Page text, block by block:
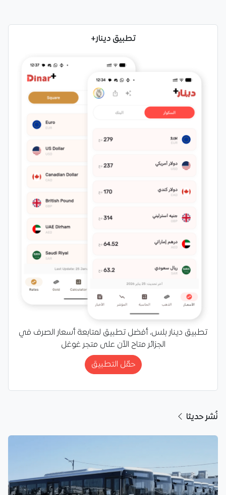
تطبيق دينار+
تطبيق دينار بلس، أفضل تطبيق لمتابعة أسعار الصرف في
الجزائر متاح الآن على متجر غوغل
حمّل التطبيق
نُشر حديثا